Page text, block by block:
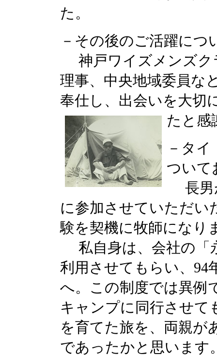
た。
－その後のご活躍につ
神戸ワイズメンズク
理事、中央地域委員な
奉仕し、出会いを大切
たと感
－タ
ついて
長男
に参加させていただい
験を契機に牧師になり
私自身は、会社の「
利用させてもらい、94
へ。この制度では異例
キャンプに同行させて
を育てた旅を、両親が
であったかと思います